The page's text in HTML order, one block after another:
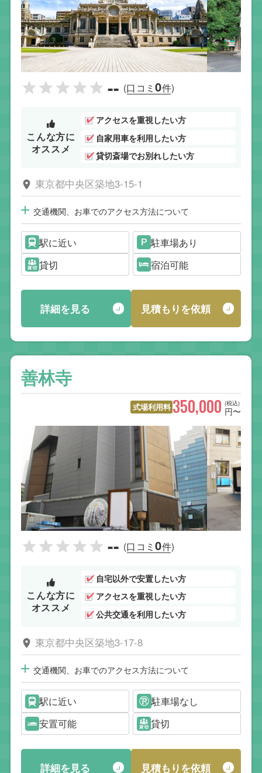
-- (口コミ0件)
こんな方に
オススメ
アクセスを重視したい方
自家用車を利用したい方
貸切斎場でお別れしたい方
東京都中央区築地3-15-1
交通機関、お車でのアクセス方法について
駅に近い
駐車場あり
貸切
宿泊可能
詳細を見る 見積もりを依頼
善林寺
式場利用料 (税込)
350,000 円〜
-- (口コミ0件)
こんな方に
オススメ
自宅以外で安置したい方
アクセスを重視したい方
公共交通を利用したい方
東京都中央区築地3-17-8
交通機関、お車でのアクセス方法について
駅に近い
駐車場なし
安置可能
貸切
詳細を見る 見積もりを依頼